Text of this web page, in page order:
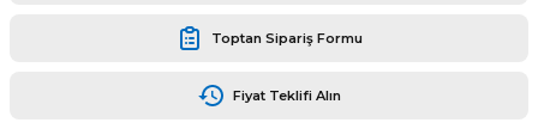
Toptan Sipariş Formu
Fiyat Teklifi Alın